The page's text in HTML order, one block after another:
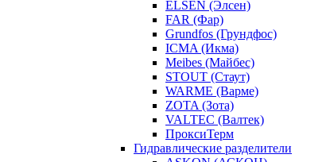
ELSEN (Элсен)
FAR (Фар)
Grundfos (Грундфос)
ICMA (Икма)
Meibes (Майбес)
STOUT (Стаут)
WARME (Варме)
ZOTA (Зота)
VALTEC (Валтек)
ПроксиТерм
Гидравлические разделители